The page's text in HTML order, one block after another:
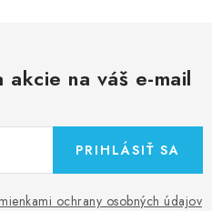
na váš e-mail
ochrany osobných údajov
PRIHLÁSIŤ SA